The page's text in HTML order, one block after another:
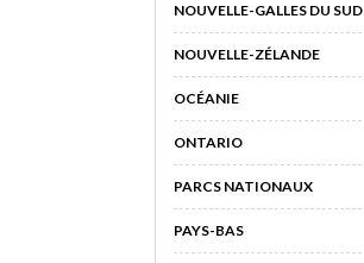
NOUVELLE-GALLES DU SUD
NOUVELLE-ZÉLANDE
OCÉANIE
ONTARIO
PARCS NATIONAUX
PAYS-BAS